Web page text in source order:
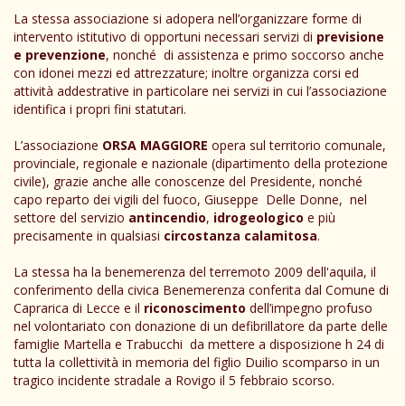
La stessa associazione si adopera nell’organizzare forme di
intervento istitutivo di opportuni necessari servizi di previsione
e prevenzione, nonché di assistenza e primo soccorso anche
con idonei mezzi ed attrezzature; inoltre organizza corsi ed
attività addestrative in particolare nei servizi in cui l’associazione
identifica i propri fini statutari.
L’associazione ORSA MAGGIORE opera sul territorio comunale,
provinciale, regionale e nazionale (dipartimento della protezione
civile), grazie anche alle conoscenze del Presidente, nonché
capo reparto dei vigili del fuoco, Giuseppe Delle Donne, nel
settore del servizio antincendio, idrogeologico e più
precisamente in qualsiasi circostanza calamitosa.
La stessa ha la benemerenza del terremoto 2009 dell'aquila, il
conferimento della civica Benemerenza conferita dal Comune di
Caprarica di Lecce e il riconoscimento dell’impegno profuso
nel volontariato con donazione di un defibrillatore da parte delle
famiglie Martella e Trabucchi da mettere a disposizione h 24 di
tutta la collettività in memoria del figlio Duilio scomparso in un
tragico incidente stradale a Rovigo il 5 febbraio scorso.